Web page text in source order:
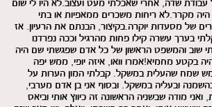
שדה, אחרי שאכלתי מעט ועצוב.לא היו לי שום
היה מקרר.לא ריחות משכרים ממאפיות או בתי
של מסעדות יוקרה.בקיצור, הבנתם את הרעיון. אז
בערך עשרה קילו פחות מהרגיל וככה נפרדנו
שוב והמשפט הראשון של כל אדם שפגשתי שם היה
בקטע מחמיא!אמרו וואו, איזה יופי, ממש יפה
שמח שהעלית במשקל. קבלתי המון הערות על
ובעליה במשקל. ובסוף אני בן אדם מערבי,
מודה שבשניה הראשונה זה כיווץ אותי וביאס